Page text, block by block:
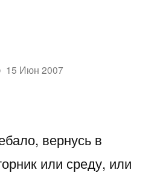
15 Июн 2007
вернусь в
или среду, или